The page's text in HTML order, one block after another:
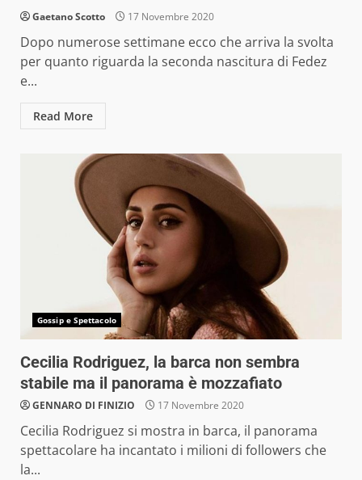
Gaetano Scotto 17 Novembre 2020
Dopo numerose settimane ecco che arriva la svolta
per quanto riguarda la seconda nascitura di Fedez
e...
Read More
Gossip e Spettacolo
Cecilia Rodriguez, la barca non sembra
stabile ma il panorama è mozzafiato
GENNARO DI FINIZIO 17 Novembre 2020
Cecilia Rodriguez si mostra in barca, il panorama
spettacolare ha incantato i milioni di followers che
la...